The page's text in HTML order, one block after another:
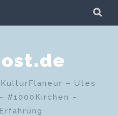
– Utes
#1000Kirchen –